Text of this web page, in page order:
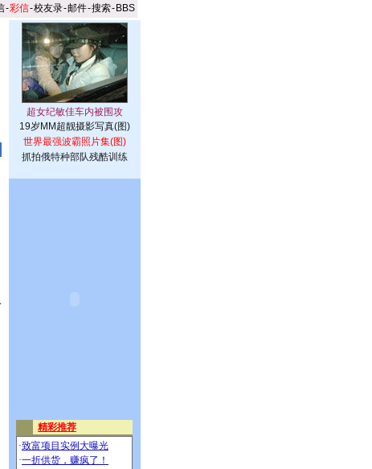
-彩信-校友录-邮件-搜索- BBS
19岁MM超靓摄影写真(图)
世界最强波霸照片集(图)
抓拍俄特种部队残酷训练